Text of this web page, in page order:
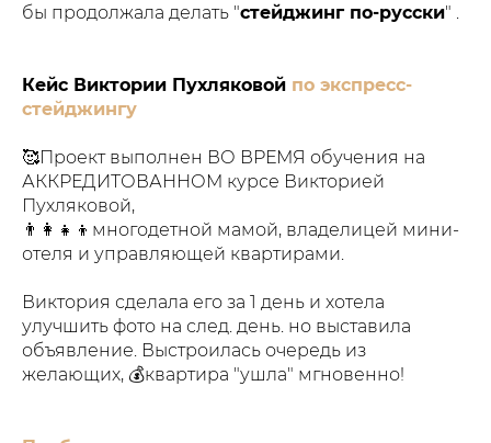
бы продолжала делать "стейджинг по-русски" .
Кейс Виктории Пухляковой по экспресс-
стейджингу
🥰Проект выполнен ВО ВРЕМЯ обучения на
АККРЕДИТОВАННОМ курсе Викторией
Пухляковой,
👨‍👩‍👧‍👦многодетной мамой, владелицей мини-
отеля и управляющей квартирами.
Виктория сделала его за 1 день и хотела
улучшить фото на след. день. но выставила
объявление. Выстроилась очередь из
желающих, 💰квартира "ушла" мгновенно!